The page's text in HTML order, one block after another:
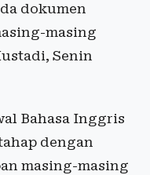
dokumen
masing
Senin
Bahasa Inggris
dengan
masing-masing